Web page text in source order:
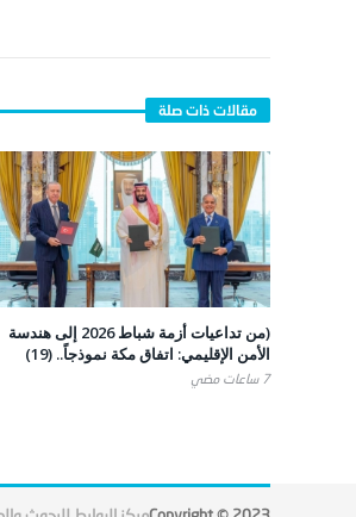
(من تداعيات أزمة شباط 2026 إلى هندسة
الأمن الإقليمي: اتفاق مكة نموذجاً.. (19)
7 ساعات ‎مضي